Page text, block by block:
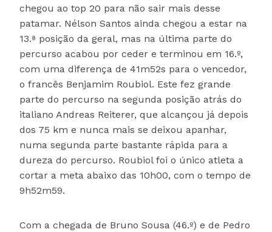
chegou ao top 20 para não sair mais desse
patamar. Nélson Santos ainda chegou a estar na
13.ª posição da geral, mas na última parte do
percurso acabou por ceder e terminou em 16.º,
com uma diferença de 41m52s para o vencedor,
o francês Benjamim Roubiol. Este fez grande
parte do percurso na segunda posição atrás do
italiano Andreas Reiterer, que alcançou já depois
dos 75 km e nunca mais se deixou apanhar,
numa segunda parte bastante rápida para a
dureza do percurso. Roubiol foi o único atleta a
cortar a meta abaixo das 10h00, com o tempo de
9h52m59.
Com a chegada de Bruno Sousa (46.º) e de Pedro